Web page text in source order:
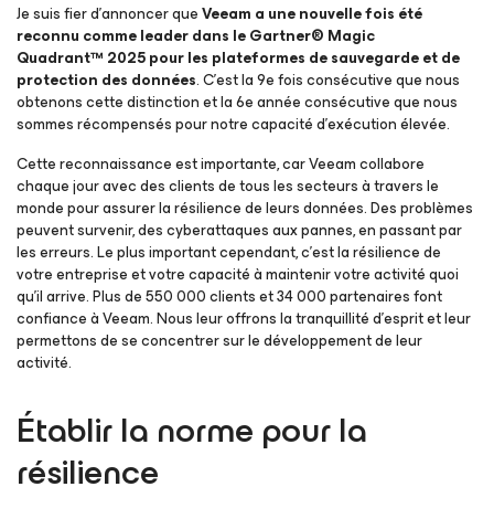
Je suis fier d’annoncer queVeeam a une nouvelle fois été
reconnu comme leader dans le Gartner® Magic
Quadrant™ 2025 pour les plateformes de sauvegarde et de
protection des données. C’est la 9e fois consécutive que nous
obtenons cette distinction et la 6e année consécutive que nous
sommes récompensés pour notre capacité d’exécution élevée.
Cette reconnaissance est importante, car Veeam collabore
chaque jour avec des clients de tous les secteurs à travers le
monde pour assurer la résilience de leurs données. Des problèmes
peuvent survenir, des cyberattaques aux pannes, en passant par
les erreurs. Le plus important cependant, c’est la résilience de
votre entreprise et votre capacité à maintenir votre activité quoi
qu’il arrive. Plus de 550 000 clients et 34 000 partenaires font
confiance à Veeam. Nous leur offrons la tranquillité d’esprit et leur
permettons de se concentrer sur le développement de leur
activité.
Établir la norme pour la
résilience